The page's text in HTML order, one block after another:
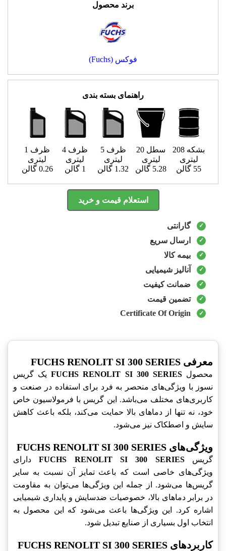
برند محصول
فوکس (Fuchs)
راهنمای بسته بندی
بشکه 208
لیتری
55 گالن
سطل 20
لیتری
5.28 گالن
ظرف 5
لیتری
1.32 گالن
ظرف 4
لیتری
1 گالن
ظرف 1
لیتری
0.26 گالن
استعلام قیمت و خرید
گارانتی
ارسال سریع
بیمه کالا
آنالیز شیمیایی
ضمانت کیفیت
تضمین قیمت
Certificate Of Origin
معرفی FUCHS RENOLIT SI 300 SERIES
محصولFUCHS RENOLIT SI 300 SERIESیک گریس
نسوز با ویژگی‌های منحصر به فرد برای استفاده در صنعت و
کاربری‌های مختلف می‌باشد. این گریس با فرمولاسیون خاص
خود، نه تنها از دماهای بالا حمایت می‌کند، بلکه باعث کاهش
سایش و اصطکاک نیز می‌شود.
ویژگی‌های FUCHS RENOLIT SI 300 SERIES
گریسFUCHS RENOLIT SI 300 SERIESدارای
ویژگی‌های خاصی است که باعث تمایز آن نسبت به سایر
گریس‌ها می‌شود. از جمله این ویژگی‌ها می‌توان به مقاومت
در برابر دماهای بالا، خصوصیات ضدسایش و پایداری شیمیایی
اشاره کرد. این ویژگی‌ها باعث می‌شود که این محصول به
انتخاب اول بسیاری از صنایع تبدیل شود.
کاربردهای FUCHS RENOLIT SI 300 SERIES